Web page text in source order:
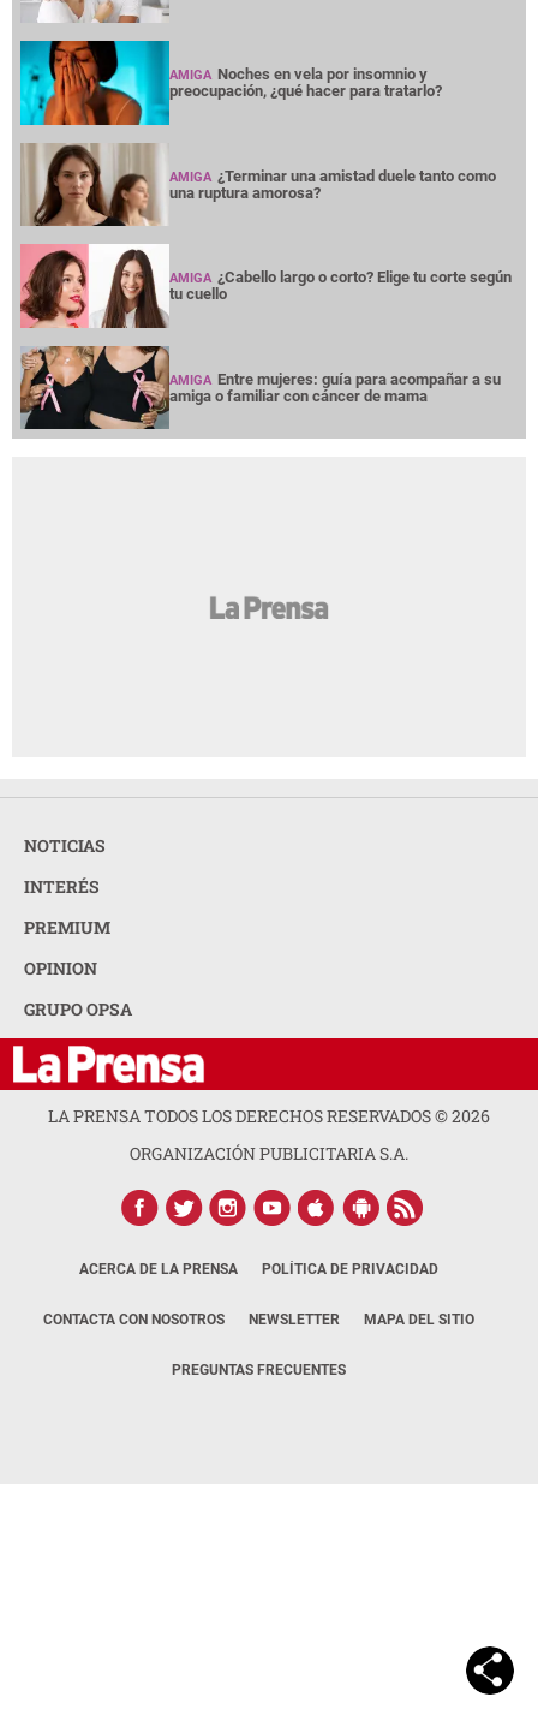
AMIGA Noches en vela por insomnio y
preocupación, ¿qué hacer para tratarlo?
AMIGA ¿Terminar una amistad duele tanto como
una ruptura amorosa?
AMIGA ¿Cabello largo o corto? Elige tu corte según
tu cuello
AMIGA Entre mujeres: guía para acompañar a su
amiga o familiar con cáncer de mama
NOTICIAS
INTERÉS
PREMIUM
OPINION
GRUPO OPSA
LA PRENSA TODOS LOS DERECHOS RESERVADOS ©2026
ORGANIZACIÓN PUBLICITARIA S.A.
ACERCA DE LA PRENSA POLÍTICA DE PRIVACIDAD
CONTACTA CON NOSOTROS NEWSLETTER MAPA DEL SITIO
PREGUNTAS FRECUENTES